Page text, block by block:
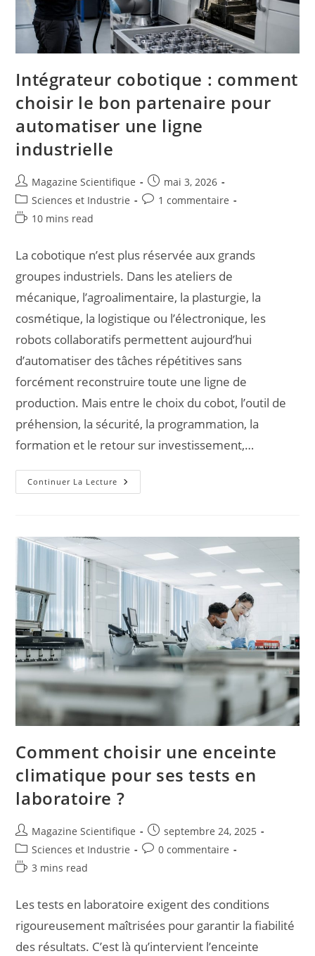
Intégrateur cobotique : comment
choisir le bon partenaire pour
automatiser une ligne
industrielle
Magazine Scientifique
mai 3, 2026
Sciences et Industrie
1 commentaire
10 mins read
La cobotique n’est plus réservée aux grands
groupes industriels. Dans les ateliers de
mécanique, l’agroalimentaire, la plasturgie, la
cosmétique, la logistique ou l’électronique, les
robots collaboratifs permettent aujourd’hui
d’automatiser des tâches répétitives sans
forcément reconstruire toute une ligne de
production. Mais entre le choix du cobot, l’outil de
préhension, la sécurité, la programmation, la
formation et le retour sur investissement,…
Continuer La Lecture
Comment choisir une enceinte
climatique pour ses tests en
laboratoire ?
Magazine Scientifique
septembre 24, 2025
Sciences et Industrie
0 commentaire
3 mins read
Les tests en laboratoire exigent des conditions
rigoureusement maîtrisées pour garantir la fiabilité
des résultats. C’est là qu’intervient l’enceinte